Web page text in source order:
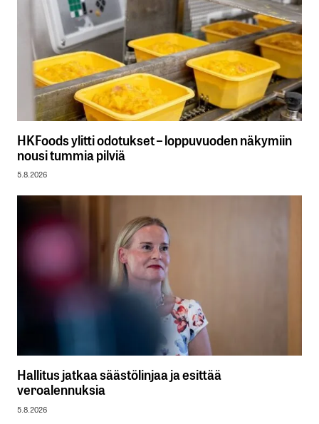
HKFoods ylitti odotukset – loppuvuoden näkymiin
nousi tummia pilviä
5.8.2026
Hallitus jatkaa säästölinjaa ja esittää
veroalennuksia
5.8.2026